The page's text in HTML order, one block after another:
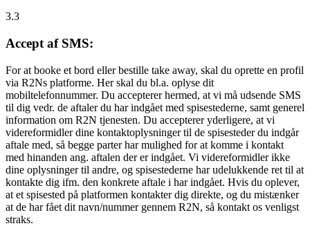
3.3
Accept af SMS:
For at booke et bord eller bestille take away, skal du oprette en profil
via R2Ns platforme. Her skal du bl.a. oplyse dit
mobiltelefonnummer. Du accepterer hermed, at vi må udsende SMS
til dig vedr. de aftaler du har indgået med spisestederne, samt generel
information om R2N tjenesten. Du accepterer yderligere, at vi
videreformidler dine kontaktoplysninger til de spisesteder du indgår
aftale med, så begge parter har mulighed for at komme i kontakt
med hinanden ang. aftalen der er indgået. Vi videreformidler ikke
dine oplysninger til andre, og spisestederne har udelukkende ret til at
kontakte dig ifm. den konkrete aftale i har indgået. Hvis du oplever,
at et spisested på platformen kontakter dig direkte, og du mistænker
at de har fået dit navn/nummer gennem R2N, så kontakt os venligst
straks.